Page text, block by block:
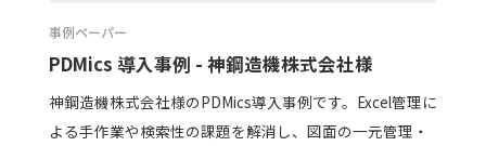
事例ペーパー
PDMics 導入事例 - 神鋼造機株式会社様
神鋼造機株式会社様のPDMics導入事例です。Excel管理に
よる手作業や検索性の課題を解消し、図面の一元管理・